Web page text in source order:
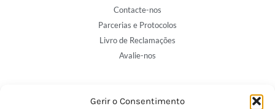
Gerir o Consentimento
Contacte-nos
Parcerias e Protocolos
Livro de Reclamações
Avalie-nos
NOSSAS LOJAS